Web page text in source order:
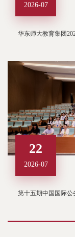
2026-07
华东师大教育集团
22
2026-07
第十五期中国国际